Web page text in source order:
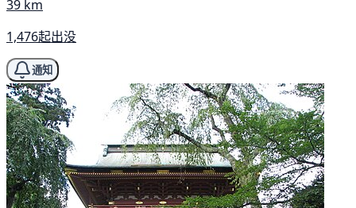
39 km
1,476起出没
通知